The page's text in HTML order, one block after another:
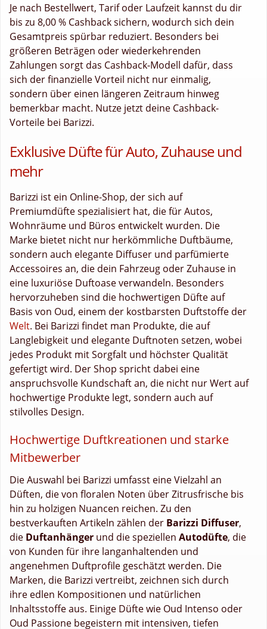
Je nach Bestellwert, Tarif oder Laufzeit kannst du dir
bis zu 8,00 % Cashback sichern, wodurch sich dein
Gesamtpreis spürbar reduziert. Besonders bei
größeren Beträgen oder wiederkehrenden
Zahlungen sorgt das Cashback-Modell dafür, dass
sich der finanzielle Vorteil nicht nur einmalig,
sondern über einen längeren Zeitraum hinweg
bemerkbar macht. Nutze jetzt deine Cashback-
Vorteile bei Barizzi.
Exklusive Düfte für Auto, Zuhause und
mehr
Barizzi ist ein Online-Shop, der sich auf
Premiumdüfte spezialisiert hat, die für Autos,
Wohnräume und Büros entwickelt wurden. Die
Marke bietet nicht nur herkömmliche Duftbäume,
sondern auch elegante Diffuser und parfümierte
Accessoires an, die dein Fahrzeug oder Zuhause in
eine luxuriöse Duftoase verwandeln. Besonders
hervorzuheben sind die hochwertigen Düfte auf
Basis von Oud, einem der kostbarsten Duftstoffe der
Welt. Bei Barizzi findet man Produkte, die auf
Langlebigkeit und elegante Duftnoten setzen, wobei
jedes Produkt mit Sorgfalt und höchster Qualität
gefertigt wird. Der Shop spricht dabei eine
anspruchsvolle Kundschaft an, die nicht nur Wert auf
hochwertige Produkte legt, sondern auch auf
stilvolles Design.
Hochwertige Duftkreationen und starke
Mitbewerber
Die Auswahl bei Barizzi umfasst eine Vielzahl an
Düften, die von floralen Noten über Zitrusfrische bis
hin zu holzigen Nuancen reichen. Zu den
bestverkauften Artikeln zählen der Barizzi Diffuser,
die Duftanhänger und die speziellen Autodüfte, die
von Kunden für ihre langanhaltenden und
angenehmen Duftprofile geschätzt werden. Die
Marken, die Barizzi vertreibt, zeichnen sich durch
ihre edlen Kompositionen und natürlichen
Inhaltsstoffe aus. Einige Düfte wie Oud Intenso oder
Oud Passione begeistern mit intensiven, tiefen